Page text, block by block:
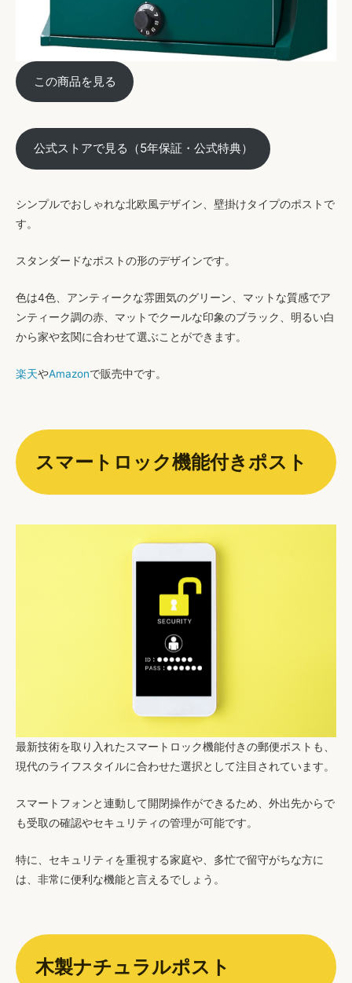
この商品を見る
公式ストアで見る（5年保証・公式特典）
シンプルでおしゃれな北欧風デザイン、壁掛けタイプのポスト で
す。
スタンダードなポストの形のデザインです。
色は4色、アンティークな雰囲気のグリーン、マットな質感でア
ンティーク調の赤、マットでクールな印象のブラック、明るい白
から家や玄関に合わせて選ぶことができます。
楽天やAmazonで販売中です。
スマートロック機能付きポスト
最新技術を取り入れたスマートロック機能付きの郵便ポストも、
現代のライフスタイルに合わせた選択として注目されています。
スマートフォンと連動して開閉操作ができるため、外出先からで
も受取の確認やセキュリティの管理が可能です。
特に、セキュリティを重視する家庭や、多忙で留守がちな方に
は、非常に便利な機能と言えるでしょう。
木製ナチュラルポスト